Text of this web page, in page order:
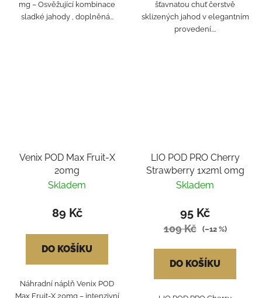
mg – Osvěžující kombinace
sladké jahody , doplněná...
šťavnatou chuť čerstvě
sklizených jahod v elegantním
provedení....
Venix POD Max Fruit-X
20mg
Skladem
89 Kč
DO KOŠÍKU
Náhradní náplň Venix POD
Max Fruit-X 20mg – intenzivní
LIO POD PRO Cherry
Strawberry 1x2ml 0mg
Skladem
95 Kč
109 Kč (–12 %)
DO KOŠÍKU